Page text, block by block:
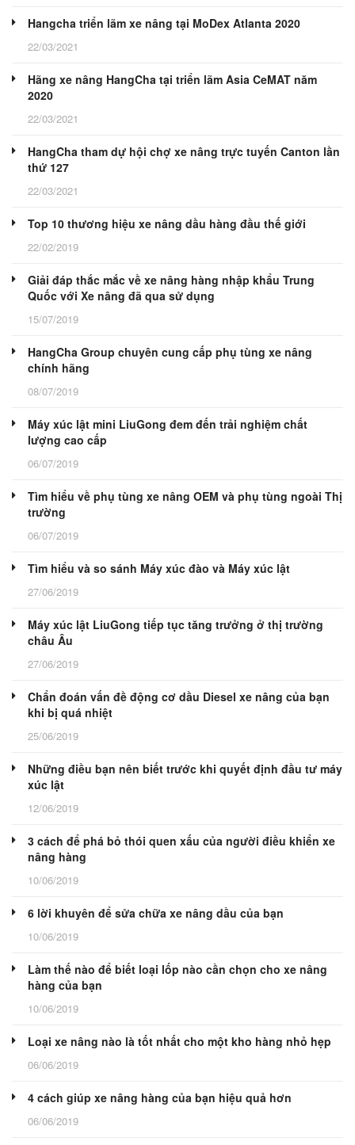
Hangcha triển lãm xe nâng tại MoDex Atlanta 2020
22/03/2021
Hãng xe nâng HangCha tại triển lãm Asia CeMAT năm
2020
22/03/2021
HangCha tham dự hội chợ xe nâng trực tuyến Canton lần
thứ 127
22/03/2021
Top 10 thương hiệu xe nâng dầu hàng đầu thế giới
22/02/2019
Giải đáp thắc mắc về xe nâng hàng nhập khẩu Trung
Quốc với Xe nâng đã qua sử dụng
15/07/2019
HangCha Group chuyên cung cấp phụ tùng xe nâng
chính hãng
08/07/2019
Máy xúc lật mini LiuGong đem đến trải nghiệm chất
lượng cao cấp
06/07/2019
Tìm hiểu về phụ tùng xe nâng OEM và phụ tùng ngoài Thị
trường
06/07/2019
Tìm hiểu và so sánh Máy xúc đào và Máy xúc lật
27/06/2019
Máy xúc lật LiuGong tiếp tục tăng trưởng ở thị trường
châu Âu
27/06/2019
Chẩn đoán vấn đề động cơ dầu Diesel xe nâng của bạn
khi bị quá nhiệt
25/06/2019
Những điều bạn nên biết trước khi quyết định đầu tư máy
xúc lật
12/06/2019
3 cách để phá bỏ thói quen xấu của người điều khiển xe
nâng hàng
10/06/2019
6 lời khuyên để sửa chữa xe nâng dầu của bạn
10/06/2019
Làm thế nào để biết loại lốp nào cần chọn cho xe nâng
hàng của bạn
10/06/2019
Loại xe nâng nào là tốt nhất cho một kho hàng nhỏ hẹp
06/06/2019
4 cách giúp xe nâng hàng của bạn hiệu quả hơn
06/06/2019